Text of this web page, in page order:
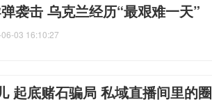
袭击 乌克兰经历“最艰难一天”
03 16:10:27
起底赌石骗局 私域直播间里的圈